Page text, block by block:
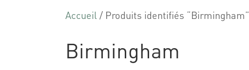
Accueil / Produits identifiés “Birmingham”
Birmingham